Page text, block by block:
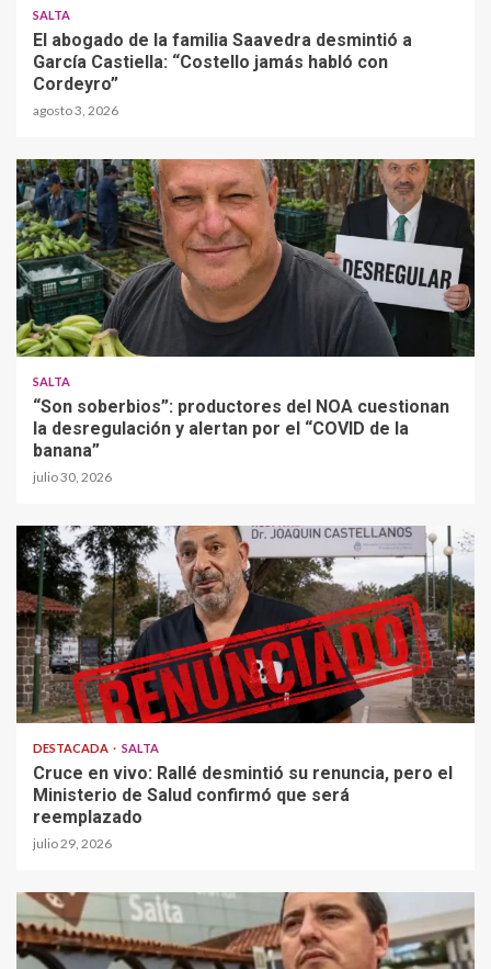
SALTA
El abogado de la familia Saavedra desmintió a
García Castiella: “Costello jamás habló con
Cordeyro”
agosto 3, 2026
SALTA
“Son soberbios”: productores del NOA cuestionan
la desregulación y alertan por el “COVID de la
banana”
julio 30, 2026
DESTACADA SALTA
Cruce en vivo: Rallé desmintió su renuncia, pero el
Ministerio de Salud confirmó que será
reemplazado
julio 29, 2026